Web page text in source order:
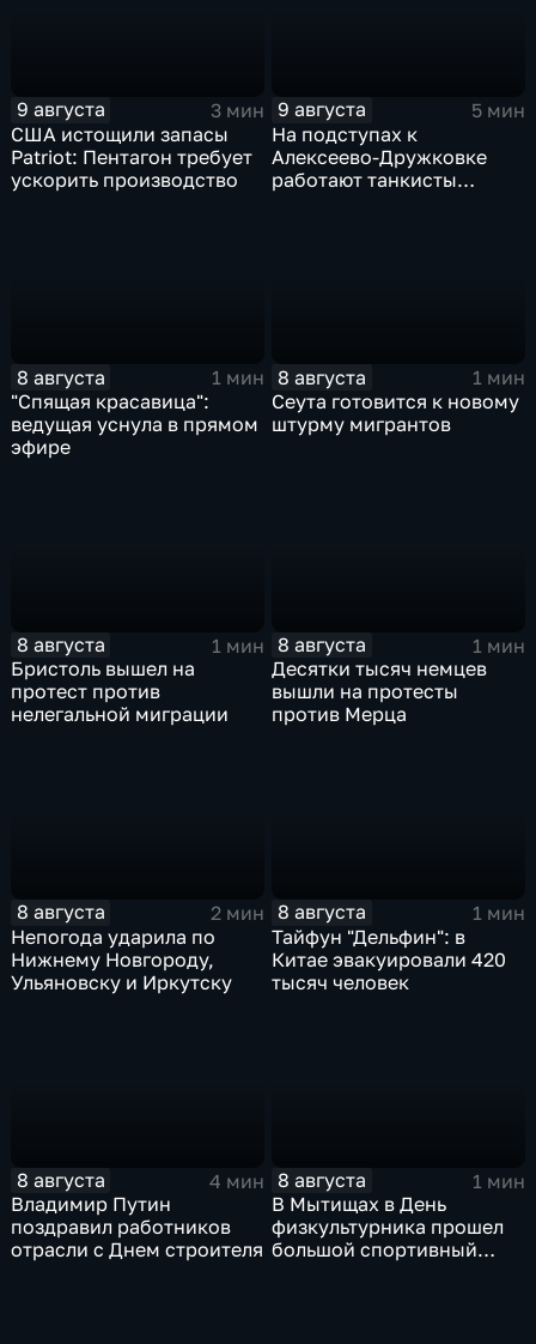
9 августа
3 мин
США истощили запасы
Patriot: Пентагон требует
ускорить производство
9 августа
5 мин
На подступах к
Алексеево-Дружковке
работают танкисты
8 августа
1 мин
"Спящая красавица":
ведущая уснула в прямом
эфире
8 августа
1 мин
Сеута готовится к новому
штурму мигрантов
8 августа
1 мин
Бристоль вышел на
протест против
нелегальной миграции
8 августа
1 мин
Десятки тысяч немцев
вышли на протесты
против Мерца
8 августа
2 мин
Непогода ударила по
Нижнему Новгороду,
Ульяновску и Иркутску
8 августа
1 мин
Тайфун "Дельфин": в
Китае эвакуировали 420
тысяч человек
8 августа
4 мин
Владимир Путин
поздравил работников
отрасли с Днем строителя
8 августа
1 мин
В Мытищах в День
физкультурника прошел
большой спортивный